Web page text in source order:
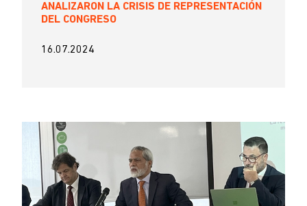
ANALIZARON LA CRISIS DE REPRESENTACIÓN
DEL CONGRESO
16.07.2024